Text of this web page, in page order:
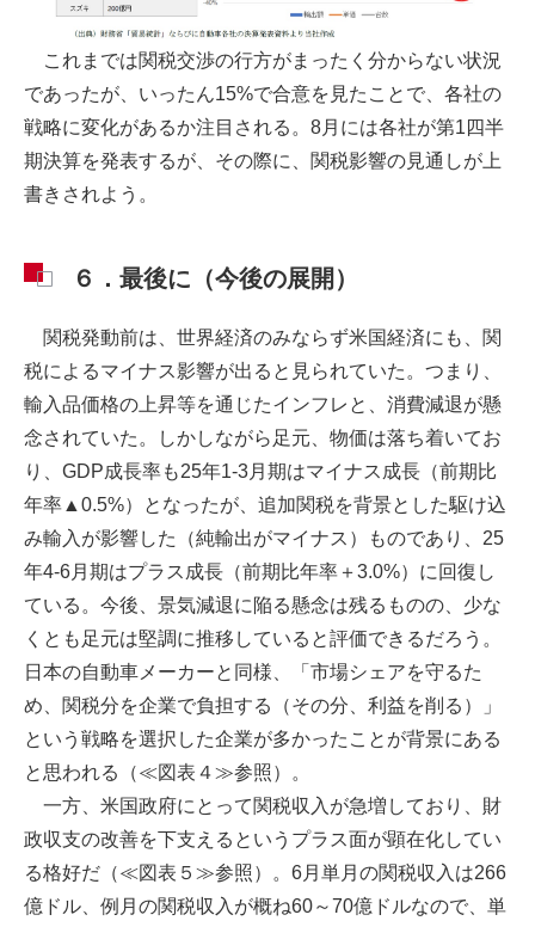
これまでは関税交渉の行方がまったく分からない状況
であったが、いったん15%で合意を見たことで、各社の
戦略に変化があるか注目される。8月には各社が第1四半
期決算を発表するが、その際に、関税影響の見通しが上
書きされよう。
６．最後に（今後の展開）
関税発動前は、世界経済のみならず米国経済にも、関
税によるマイナス影響が出ると見られていた。つまり、
輸入品価格の上昇等を通じたインフレと、消費減退が懸
念されていた。しかしながら足元、物価は落ち着いてお
り、GDP成長率も25年1-3月期はマイナス成長（前期比
年率▲0.5%）となったが、追加関税を背景とした駆け込
み輸入が影響した（純輸出がマイナス）ものであり、25
年4-6月期はプラス成長（前期比年率＋3.0%）に回復し
ている。今後、景気減退に陥る懸念は残るものの、少な
くとも足元は堅調に推移していると評価できるだろう。
日本の自動車メーカーと同様、「市場シェアを守るた
め、関税分を企業で負担する（その分、利益を削る）」
という戦略を選択した企業が多かったことが背景にある
と思われる（≪図表４≫参照）。
一方、米国政府にとって関税収入が急増しており、財
政収支の改善を下支えるというプラス面が顕在化してい
る格好だ（≪図表５≫参照）。6月単月の関税収入は266
億ドル、例月の関税収入が概ね60～70億ドルなので、単